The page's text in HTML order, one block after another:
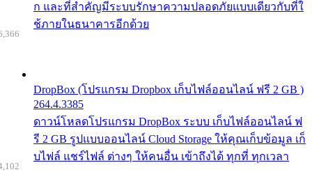
ก และที่สำคัญมีระบบรักษาความปลอดภัยแบบเดียวกับที่ใ
ช้ภายในธนาคารอีกด้วย
DropBox (โปรแกรม Dropbox เก็บไฟล์ออนไลน์ ฟรี 2 GB )
264.4.3385
ดาวน์โหลดโปรแกรม DropBox ระบบ เก็บไฟล์ออนไลน์ ฟ
รี 2 GB รูปแบบออนไลน์ Cloud Storage ให้คุณเก็บข้อมูล เก็
บไฟล์ แชร์ไฟล์ ต่างๆ ให้คนอื่น เข้าถึงได้ ทุกที่ ทุกเวลา